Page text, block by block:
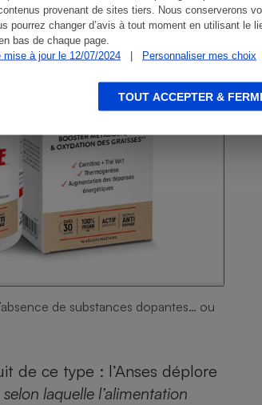
provenant de sites tiers. Nous conserverons
pourrez changer d’avis à tout moment en utilisant le
bas de chaque page.
à jour le 12/07/2024
| Personnaliser mes choix
TOUT ACCEPTER &
de substances dopantes… ou
de ce type : l’Anses déplore
laquelle l’alimentation